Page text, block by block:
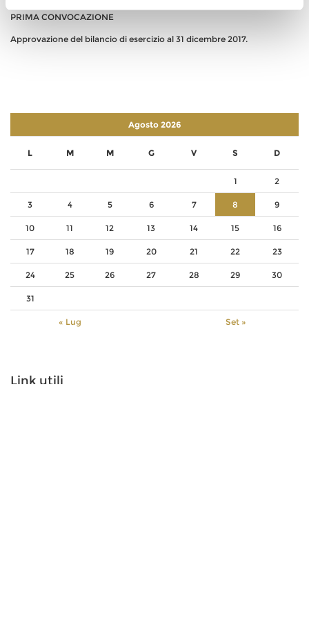
PRIMA CONVOCAZIONE
Approvazione del bilancio di esercizio al 31 dicembre 2017.
Agosto 2026
L M M G V S D
1 2
3 4 5 6 7 8 9
10 11 12 13 14 15 16
17 18 19 20 21 22 23
24 25 26 27 28 29 30
31
« Lug Set »
Link utili